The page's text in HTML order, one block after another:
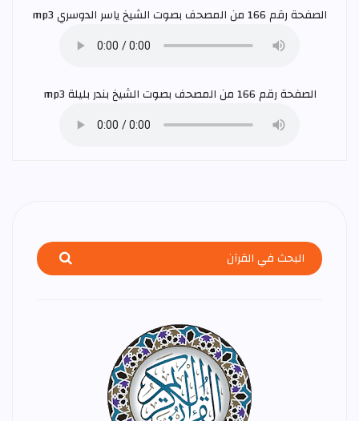
الصفحة رقم 166 من المصحف بصوت الشيخ ياسر الدوسري
الصفحة رقم 166 من المصحف بصوت الشيخ بندر بليلةmp3